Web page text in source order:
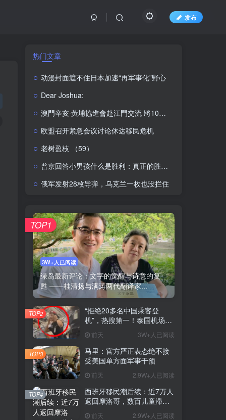
发布
热门文章
动漫封面遮不住日本加速“再军事化”野心
Dear Joshua:
澳門辛亥·黃埔協進會赴江門交流 將10月舉辦口述歷史座談會
欧盟召开紧急会议讨论休达移民危机
老树盈枝 （59）
普京回答小男孩什么是胜利：真正的胜利在于战胜自我，此前还有小男孩称他还是在电视上看起来更高
俄军发射28枚导弹，乌克兰一枚也没拦住
3W+人已阅读
绿岛最新评论：文字的觉醒与诗意的复
甦 ——桂清扬与满涛两代翻译家...
TOP1
“拒绝20多名中国乘客登
机”，热搜第一！泰国机场方
前天 3W+人已阅读
TOP2
马里：官方严正表态绝不接
受美国单方面军事干预
前天 2.9W+人已阅读
TOP3
西班牙移民潮后续：近7万人
返回摩洛哥，数百儿童滞留
前天 2.9W+人已阅读
TOP4